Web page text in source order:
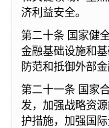
济利益安全。
第二十条 国家健
金融基础设施和
防范和抵御外部
第二十一条 国家
发，加强战略资
护措施，加强国